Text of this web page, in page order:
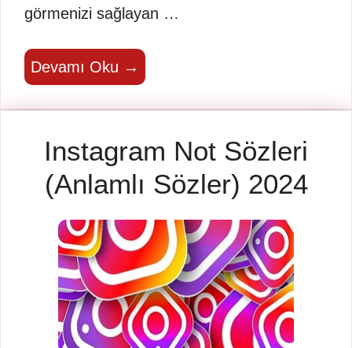
görmenizi sağlayan …
Devamı Oku →
Instagram Not Sözleri
(Anlamlı Sözler) 2024